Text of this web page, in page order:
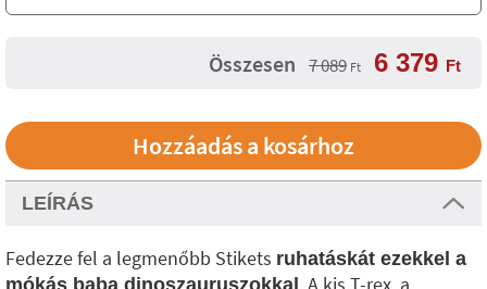
Összesen 7 089 Ft 6 379 Ft
LEÍRÁS
Fedezze fel a legmenőbb Stikets ruhatáskát ezekkel a
mókás baba dinoszauruszokkal